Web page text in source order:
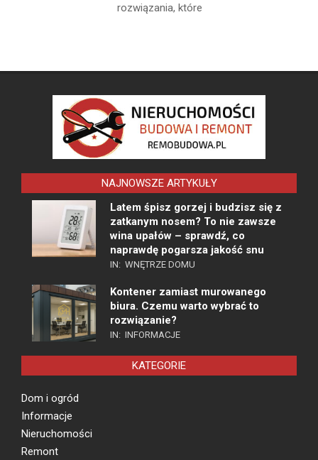
rozwiązania, które
NAJNOWSZE ARTYKUŁY
Latem śpisz gorzej i budzisz się z
zatkanym nosem? To nie zawsze
wina upałów – sprawdź, co
naprawdę pogarsza jakość snu
IN: WNĘTRZE DOMU
Kontener zamiast murowanego
biura. Czemu warto wybrać to
rozwiązanie?
IN: INFORMACJE
KATEGORIE
Dom i ogród
Informacje
Nieruchomości
Remont